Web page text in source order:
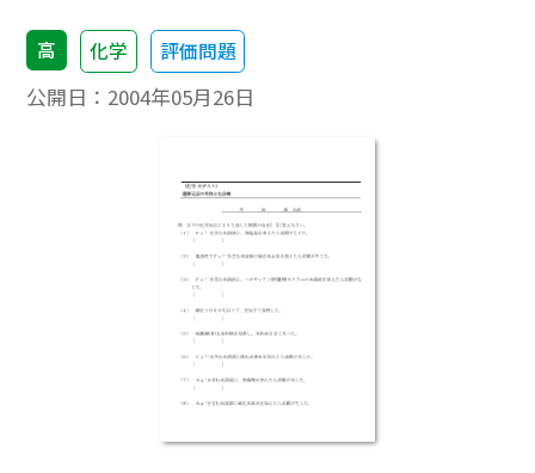
高 化学 評価問題
公開日： 2004年05月26日